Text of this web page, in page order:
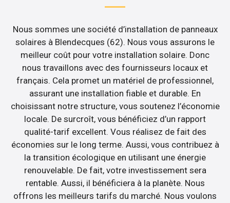
Nous sommes une société d’installation de panneaux
solaires à Blendecques (62). Nous vous assurons le
meilleur coût pour votre installation solaire. Donc
nous travaillons avec des fournisseurs locaux et
français. Cela promet un matériel de professionnel,
assurant une installation fiable et durable. En
choisissant notre structure, vous soutenez l’économie
locale. De surcroît, vous bénéficiez d’un rapport
qualité-tarif excellent. Vous réalisez de fait des
économies sur le long terme. Aussi, vous contribuez à
la transition écologique en utilisant une énergie
renouvelable. De fait, votre investissement sera
rentable. Aussi, il bénéficiera à la planète. Nous
offrons les meilleurs tarifs du marché. Nous voulons